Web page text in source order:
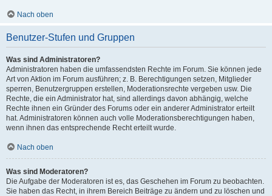
Nach oben
Benutzer-Stufen und Gruppen
Was sind Administratoren?
Administratoren haben die umfassendsten Rechte im Forum. Sie können jede
Art von Aktion im Forum ausführen; z. B. Berechtigungen setzen, Mitglieder
sperren, Benutzergruppen erstellen, Moderationsrechte vergeben usw. Die
Rechte, die ein Administrator hat, sind allerdings davon abhängig, welche
Rechte ihnen ein Gründer des Forums oder ein anderer Administrator erteilt
hat. Administratoren können auch volle Moderationsberechtigungen haben,
wenn ihnen das entsprechende Recht erteilt wurde.
Nach oben
Was sind Moderatoren?
Die Aufgabe der Moderatoren ist es, das Geschehen im Forum zu beobachten.
Sie haben das Recht, in ihrem Bereich Beiträge zu ändern und zu löschen und